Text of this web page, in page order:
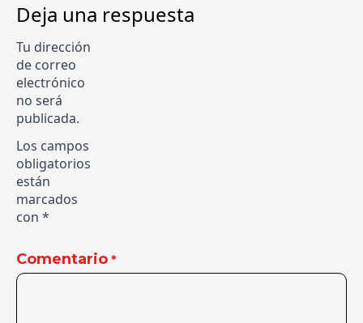
Deja una respuesta
Tu dirección
de correo
electrónico
no será
publicada.
Los campos
obligatorios
están
marcados
con *
Comentario *